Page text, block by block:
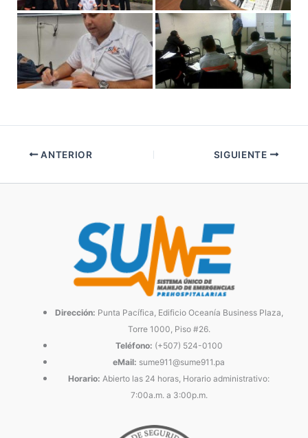
ANTERIOR SIGUIENTE
Dirección: Punta Pacífica, Edificio Oceanía Business Plaza,
Torre 1000, Piso #26.
Teléfono: (+507) 524-0100
eMail: sume911@sume911.pa
Horario: Abierto las 24 horas, Horario administrativo:
7:00a.m. a 3:00p.m.